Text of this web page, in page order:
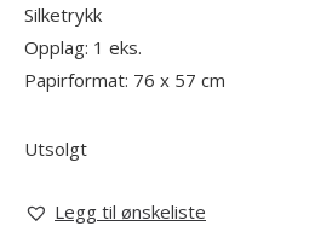
Silketrykk
Opplag: 1 eks.
Papirformat: 76 x 57 cm
Utsolgt
Legg til ønskeliste